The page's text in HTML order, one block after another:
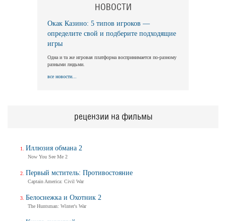
Длинная ночь, короткое утро
Long Nights Short Mornings
Трейлер (на русском)
Трейлер №2
НОВОСТИ
Окак Казино: 5 типов игроков —
определите свой и подберите подходящие
игры
Одна и та же игровая платформа воспринимается по-разному
разными людьми.
все новости...
рецензии на фильмы
Иллюзия обмана 2
Now You See Me 2
Первый мститель: Противостояние
Captain America: Civil War
Белоснежка и Охотник 2
The Huntsman: Winter's War